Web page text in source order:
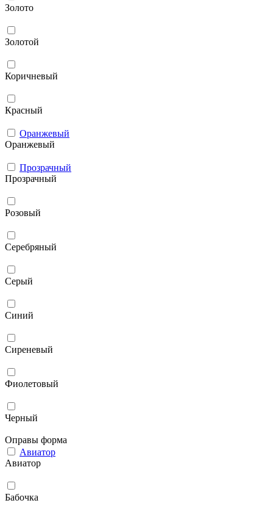
Золото
Золотой
Коричневый
Красный
Оранжевый
Оранжевый
Прозрачный
Прозрачный
Розовый
Серебряный
Серый
Синий
Сиреневый
Фиолетовый
Черный
Оправы форма
Авиатор
Авиатор
Бабочка